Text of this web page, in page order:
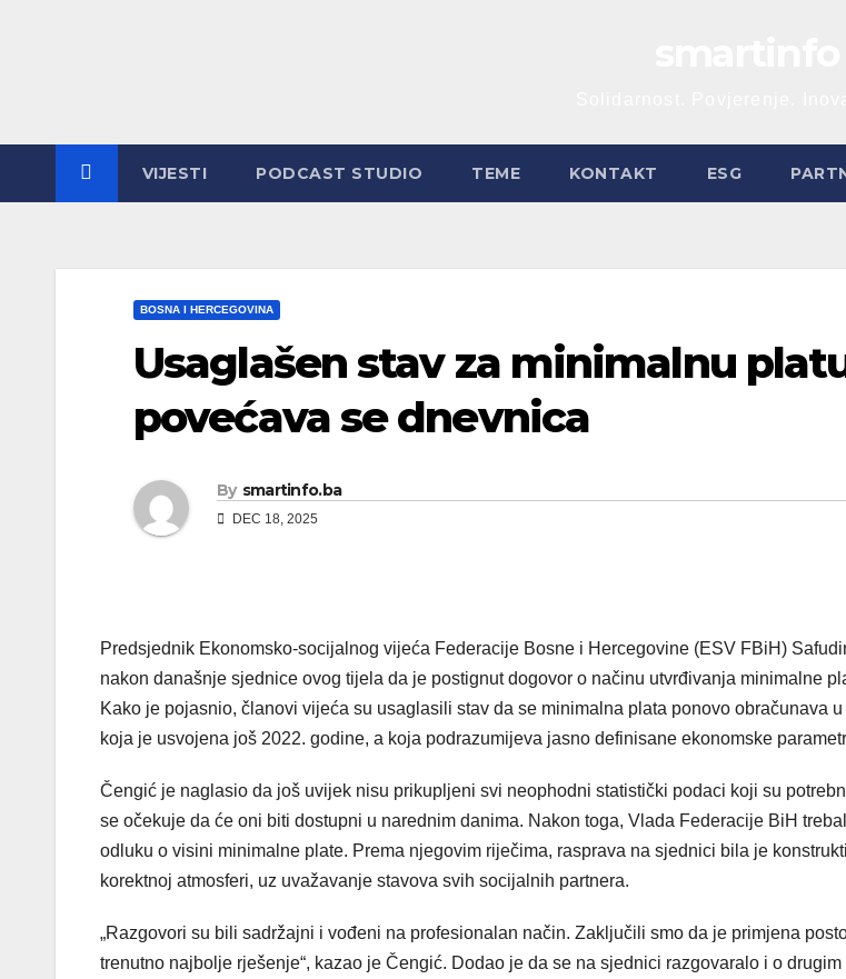
VIJESTI PODCAST STUDIO TEME KONTAKT ESG
BOSNA I HERCEGOVINA
Usaglašen stav za minimalnu
povećava se dnevnica
By smartinfo.ba
DEC 18, 2025
Predsjednik Ekonomsko-socijalnog vijeća Federacije Bosne i Hercegovine (ESV FBiH)
nakon današnje sjednice ovog tijela da je postignut dogovor o načinu utvrđivanja minimalne
Kako je pojasnio, članovi vijeća su usaglasili stav da se minimalna plata ponovo obračunava
koja je usvojena još 2022. godine, a koja podrazumijeva jasno definisane ekonomske
Čengić je naglasio da još uvijek nisu prikupljeni svi neophodni statistički podaci koji su
se očekuje da će oni biti dostupni u narednim danima. Nakon toga, Vlada Federacije BiH
odluku o visini minimalne plate. Prema njegovim riječima, rasprava na sjednici bila je
korektnoj atmosferi, uz uvažavanje stavova svih socijalnih partnera.
„Razgovori su bili sadržajni i vođeni na profesionalan način. Zaključili smo da je primjena
trenutno najbolje rješenje“, kazao je Čengić. Dodao je da se na sjednici razgovaralo i o